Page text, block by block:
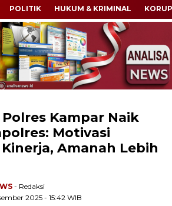
POLITIK HUKUM & KRIMINAL
Kampar Naik
Motivasi
Amanah Lebih
- Redaksi
2025 - 15:42 WIB